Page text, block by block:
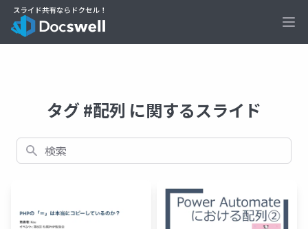
タグ #配列 に関するスライド
検索